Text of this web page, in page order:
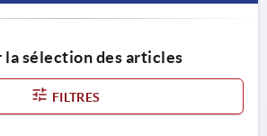
sélection des articles
FILTRES